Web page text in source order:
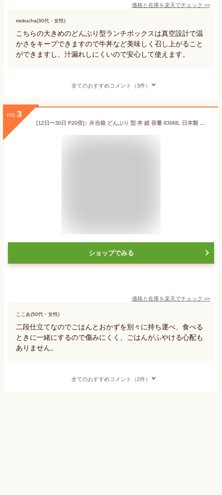
価格と在庫を楽天でチェック >>
mokucha(30代・女性)
こちらの大きめのどんぶり型ランチボックスは真空設計で温
かさをキープできますので牛丼など美味しく召し上がること
ができますし、汁漏れしにくいので安心して使えます。
全てのおすすめコメント（3件）
no. 3
[12日〜30日 P20倍]♪ 弁当箱 どんぶり 型 丼 総 容量 830ML 日本製 ランチボックス お弁当箱 お弁当 弁当 スケーター PDN9【二段 おしゃれ 丼ランチ 大人 ランチ ボックス オフィス 通勤0】
ショップでみる
価格と在庫を楽天でチェック >>
ここあ(50代・女性)
二段仕立てなのでごはんとおかずを別々に持ち運べ、食べる
ときに一緒にするので傷みにくく、ごはんがふやける心配も
ありません。
全てのおすすめコメント（2件）